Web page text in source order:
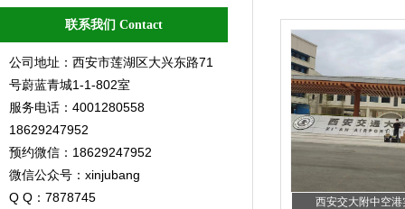
联系我们 Contact
公司地址：西安市莲湖区大兴东路71
号蔚蓝青城1-1-802室
服务电话：4001280558
18629247952
预约微信：18629247952
微信公众号：xinjubang
Q Q：7878745
西安交大附中空